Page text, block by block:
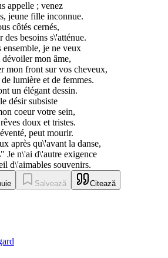
appelle ; venez
jeune fille inconnue.
côtés cernés,
besoins s\'atténue.
ensemble, je ne veux
mon âme,
mon front sur vos cheveux,
lumière et de femmes.
un élégant dessin.
désir subsiste
coeur votre sein,
doux et tristes.
peut mourir.
après qu\'avant la danse,
Je n\'ai d\'autre exigence
d\'aimables souvenirs.
Salvează Citează